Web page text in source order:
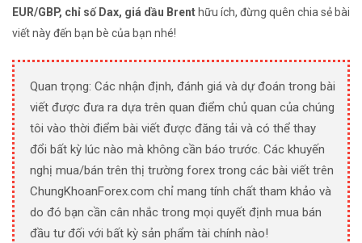
EUR/GBP, chỉ số Dax, giá dầu Brent hữu ích, đừng quên chia sẻ bài
viết này đến bạn bè của bạn nhé!
Quan trọng: Các nhận định, đánh giá và dự đoán trong bài
viết được đưa ra dựa trên quan điểm chủ quan của chúng
tôi vào thời điểm bài viết được đăng tải và có thể thay
đổi bất kỳ lúc nào mà không cần báo trước. Các khuyến
nghị mua/bán trên thị trường forex trong các bài viết trên
ChungKhoanForex.com chỉ mang tính chất tham khảo và
do đó bạn cần cân nhắc trong mọi quyết định mua bán
đầu tư đối với bất kỳ sản phẩm tài chính nào!